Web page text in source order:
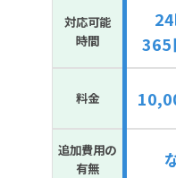
対応可能
時間
365
料金
追加費用の
有無